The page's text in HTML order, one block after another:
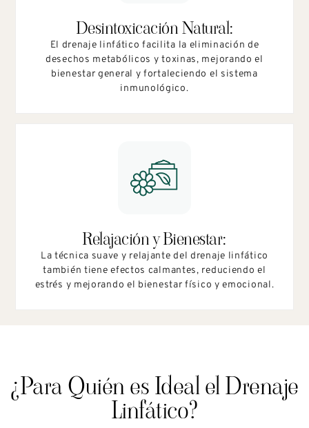
Desintoxicación Natural:
El drenaje linfático facilita la eliminación de
desechos metabólicos y toxinas, mejorando el
bienestar general y fortaleciendo el sistema
inmunológico.
Relajación y Bienestar:
La técnica suave y relajante del drenaje linfático
también tiene efectos calmantes, reduciendo el
estrés y mejorando el bienestar físico y emocional.
¿Para Quién es Ideal el Drenaje
Linfático?